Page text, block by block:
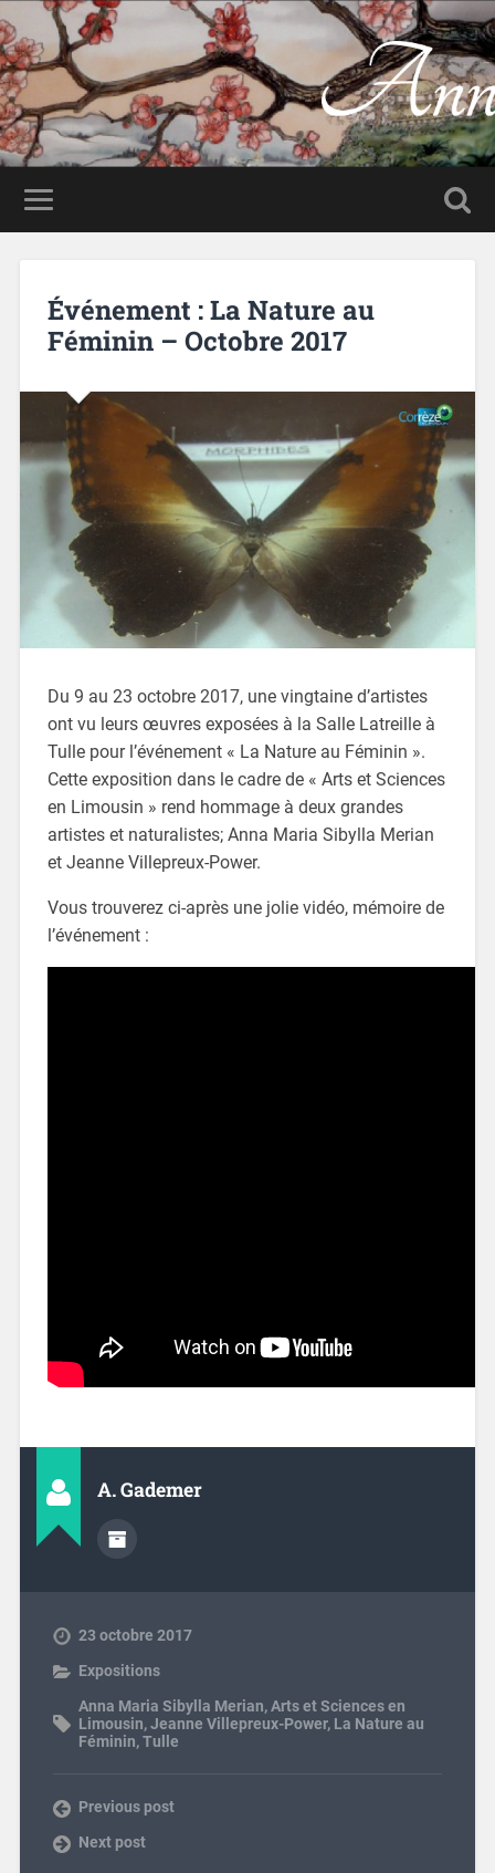
Anne-Lan.com
Peinture sur soie
Événement : La Nature au
Féminin – Octobre 2017
Du 9 au 23 octobre 2017, une vingtaine d’artistes
ont vu leurs œuvres exposées à la Salle Latreille à
Tulle pour l’événement « La Nature au Féminin ».
Cette exposition dans le cadre de « Arts et Sciences
en Limousin » rend hommage à deux grandes
artistes et naturalistes; Anna Maria Sibylla Merian
et Jeanne Villepreux-Power.
Vous trouverez ci-après une jolie vidéo, mémoire de
l’événement :
A. Gademer
23 octobre 2017
Expositions
Anna Maria Sibylla Merian,Arts et Sciences en
Limousin,Jeanne Villepreux-Power, La Nature au
Féminin,Tulle
Previous post
Next post